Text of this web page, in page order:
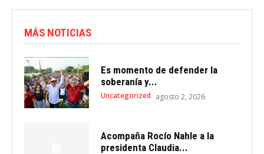
MÁS NOTICIAS
Es momento de defender la
soberanía y...
Uncategorized agosto 2, 2026
Acompaña Rocío Nahle a la
presidenta Claudia...